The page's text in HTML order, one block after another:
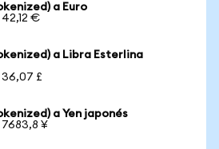
a Euro
€
a Libra Esterlina
36,07 £
a Yen japonés
7683,8 ¥